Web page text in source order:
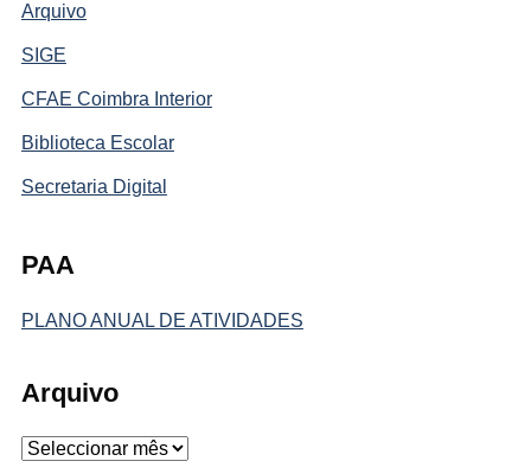
Arquivo
SIGE
CFAE Coimbra Interior
Biblioteca Escolar
Secretaria Digital
PAA
PLANO ANUAL DE ATIVIDADES
Arquivo
Arquivo